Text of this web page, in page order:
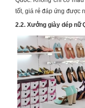
tốt, giá rẻ đáp ứng được
2.2. Xưởng giày dép nữ